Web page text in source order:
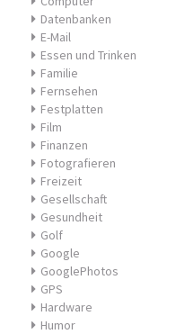
Datenbanken
E-Mail
Essen und Trinken
Familie
Fernsehen
Festplatten
Film
Finanzen
Fotografieren
Freizeit
Gesellschaft
Gesundheit
Golf
Google
GooglePhotos
GPS
Hardware
Humor